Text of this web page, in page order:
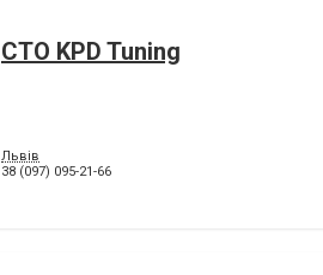
СТО KPD Tuning
Львів
38 (097) 095-21-66